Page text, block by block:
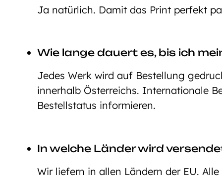
Ja natürlich. Damit das Print perfekt
Wie lange dauert es, bis ich
Jedes Werk wird auf Bestellung
innerhalb Österreichs. Internationale
Bestellstatus informieren.
In welche Länder wird
Wir liefern in allen Ländern der EU.